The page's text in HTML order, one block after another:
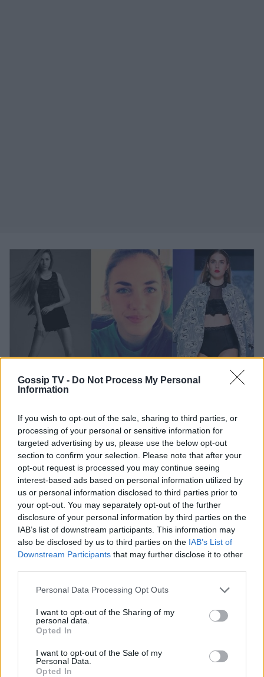
Gossip TV - Do Not Process My Personal
Information
If you wish to opt-out of the sale, sharing to third parties, or
processing of your personal or sensitive information for
targeted advertising by us, please use the below opt-out
section to confirm your selection. Please note that after your
opt-out request is processed you may continue seeing
interest-based ads based on personal information utilized by
us or personal information disclosed to third parties prior to
your opt-out. You may separately opt-out of the further
disclosure of your personal information by third parties on the
IAB’s list of downstream participants. This information may
also be disclosed by us to third parties on the IAB’s List of
Downstream Participants that may further disclose it to other
Personal Data Processing Opt Outs
I want to opt-out of the Sharing of my
personal data.
Opted In
I want to opt-out of the Sale of my
Personal Data.
Opted In
Photo 2/5
Ελευθερία Κεφαλά: Το μόντελινγκ, το βόλεϊ και οι
σπουδές στην Νομική